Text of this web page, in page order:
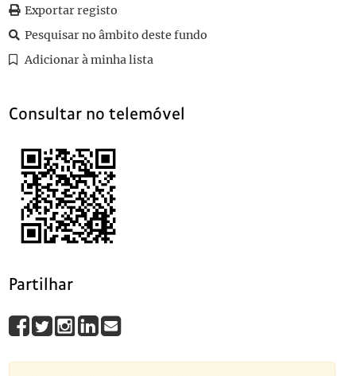
Exportar registo
Pesquisar no âmbito deste fundo
Adicionar à minha lista
Consultar no telemóvel
Partilhar